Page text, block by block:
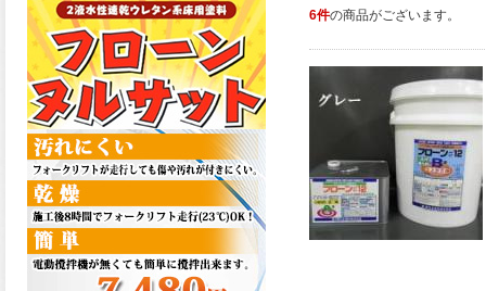
た。ご購入はこちらから。
2026.06.29
数多くの施工実績を持つ信頼
性の高い塗材 優れた性能と高
品質で高度な防水機能を発
揮、フローン11が新しく販売
開始致しました。ご購入はこ
ちらから。
2026.05.26
コンクリート特有の質感やム
ラ感と溶け合うように広がる
色彩が床と壁を印象的に仕上
6件の商品がございます。